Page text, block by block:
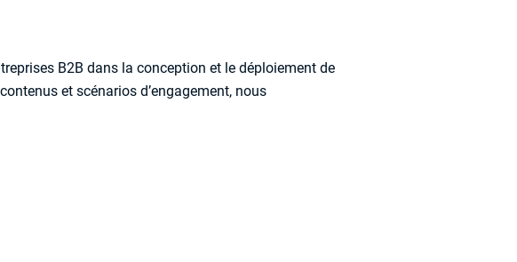
B2B dans la conception et le déploiement de
et scénarios d’engagement, nous